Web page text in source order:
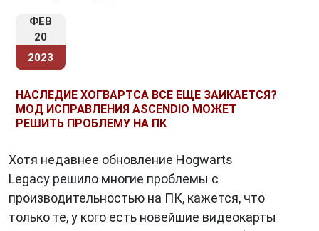
ФЕВ
20
2023
НАСЛЕДИЕ ХОГВАРТСА ВСЕ ЕЩЕ ЗАИКАЕТСЯ?
МОД ИСПРАВЛЕНИЯ ASCENDIO МОЖЕТ
РЕШИТЬ ПРОБЛЕМУ НА ПК
Хотя недавнее обновление Hogwarts
Legacy решило многие проблемы с
производительностью на ПК, кажется, что
только те, у кого есть новейшие видеокарты